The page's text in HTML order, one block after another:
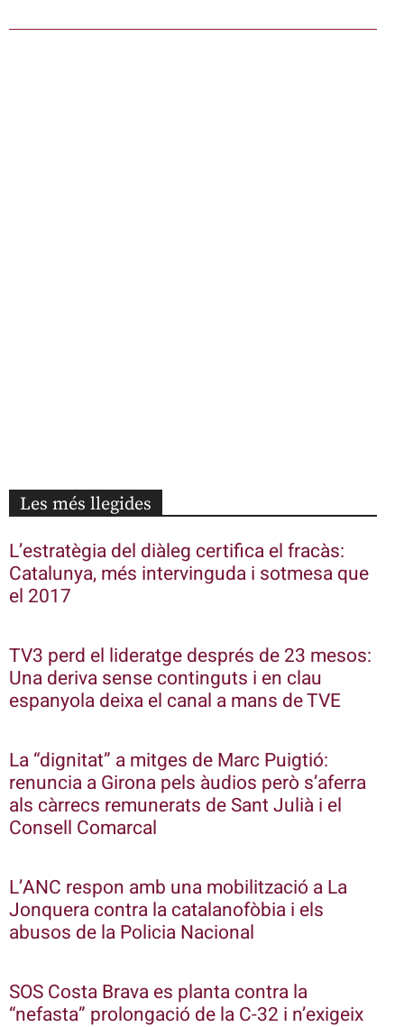
Les més llegides
L’estratègia del diàleg certifica el fracàs:
Catalunya, més intervinguda i sotmesa que
el 2017
TV3 perd el lideratge després de 23 mesos:
Una deriva sense continguts i en clau
espanyola deixa el canal a mans de TVE
La “dignitat” a mitges de Marc Puigtió:
renuncia a Girona pels àudios però s’aferra
als càrrecs remunerats de Sant Julià i el
Consell Comarcal
L’ANC respon amb una mobilització a La
Jonquera contra la catalanofòbia i els
abusos de la Policia Nacional
SOS Costa Brava es planta contra la
“nefasta” prolongació de la C-32 i n’exigeix